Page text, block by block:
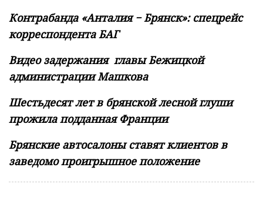
Контрабанда «Анталия − Брянск»: спецрейс
корреспондента БАГ
Видео задержания главы Бежицкой
администрации Машкова
Шестьдесят лет в брянской лесной глуши
прожила подданная Франции
Брянские автосалоны ставят клиентов в
заведомо проигрышное положение